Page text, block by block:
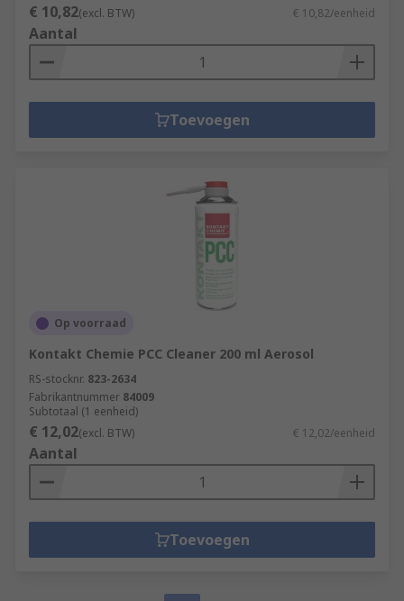
€ 10,82(excl. BTW) € 10,82/eenheid
Aantal
Toevoegen
Op voorraad
Kontakt Chemie PCC Cleaner 200 ml Aerosol
RS-stocknr. 823-2634
Fabrikantnummer 84009
Subtotaal (1 eenheid)
€ 12,02(excl. BTW) € 12,02/eenheid
Aantal
Toevoegen